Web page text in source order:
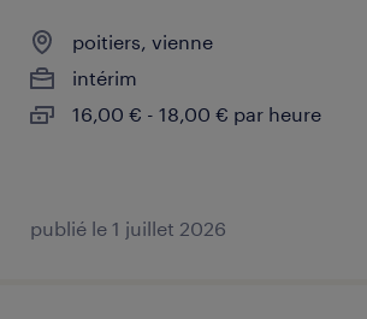
poitiers, vienne
intérim
16,00 € - 18,00 € par heure
publié le 1 juillet 2026